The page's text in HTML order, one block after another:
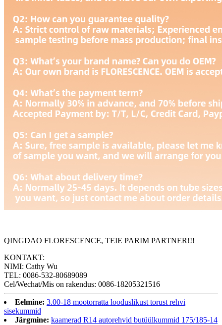
QINGDAO FLORESCENCE, TEIE PARIM PARTNER!!!
KONTAKT:
NIMI: Cathy Wu
TEL: 0086-532-80689089
Cel/Wechat/Mis on rakendus: 0086-18205321516
Eelmine: 3.00-18 mootorratta looduslikust torust rehvi
sisekummid
Järgmine: kaamerad R14 autorehvid butüülkummid 175/185-14